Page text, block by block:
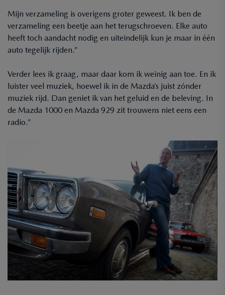
Mijn verzameling is overigens groter geweest. Ik ben de
verzameling een beetje aan het terugschroeven. Elke auto
heeft toch aandacht nodig en uiteindelijk kun je maar in één
auto tegelijk rijden.”
Verder lees ik graag, maar daar kom ik weinig aan toe. En ik
luister veel muziek, hoewel ik in de Mazda’s juist zónder
muziek rijd. Dan geniet ik van het geluid en de beleving. In
de Mazda 1000 en Mazda 929 zit trouwens niet eens een
radio.”